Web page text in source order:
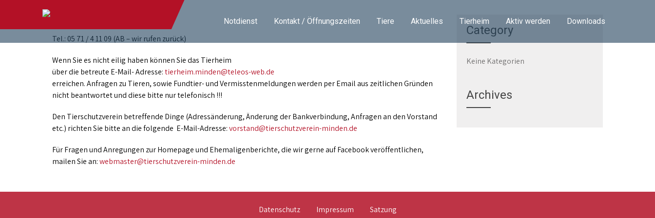
Notdienst Kontakt / Öffnungszeiten Tiere Aktuelles Tierheim Aktiv werden Downloads
Tel.: 05 71 / 4 11 09 (AB – wir rufen zurück)
Wenn Sie es nicht eilig haben können Sie das Tierheim
über die betreute E-Mail- Adresse:tierheim.minden@teleos-web.de
erreichen. Anfragen zu Tieren, sowie Fundtier- und Vermisstenmeldungen werden per Email aus zeitlichen Gründen
nicht beantwortet und diese bitte nur telefonisch !!!
Den Tierschutzverein betreffende Dinge (Adressänderung, Änderung der Bankverbindung, Anfragen an den Vorstand
etc.) richten Sie bitte an die folgende E-Mail-Adresse:vorstand@tierschutzverein-minden.de
Für Fragen und Anregungen zur Homepage und Ehemaligenberichte, die wir gerne auf Facebook veröffentlichen,
mailen Sie an:webmaster@tierschutzverein-minden.de
Category
Keine Kategorien
Archives
Datenschutz Impressum Satzung